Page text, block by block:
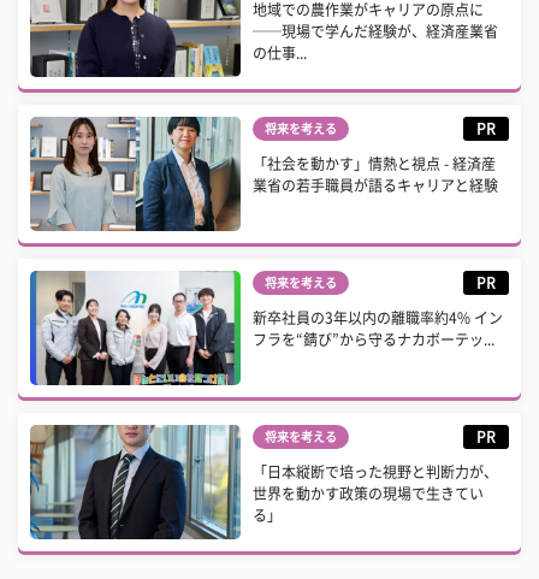
地域での農作業がキャリアの原点に
──現場で学んだ経験が、経済産業省
の仕事...
将来を考える PR
「社会を動かす」情熱と視点 - 経済産
業省の若手職員が語るキャリアと経験
将来を考える PR
新卒社員の3年以内の離職率約4% イン
フラを“錆び”から守るナカボーテッ...
将来を考える PR
「日本縦断で培った視野と判断力が、
世界を動かす政策の現場で生きてい
る」